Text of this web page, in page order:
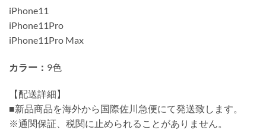
iPhone11
iPhone11Pro
iPhone11Pro Max
カラー： 9色
【配送詳細】
■新品商品を海外から国際佐川急便にて発送致します。
※通関保証、税関に止められることがありません。